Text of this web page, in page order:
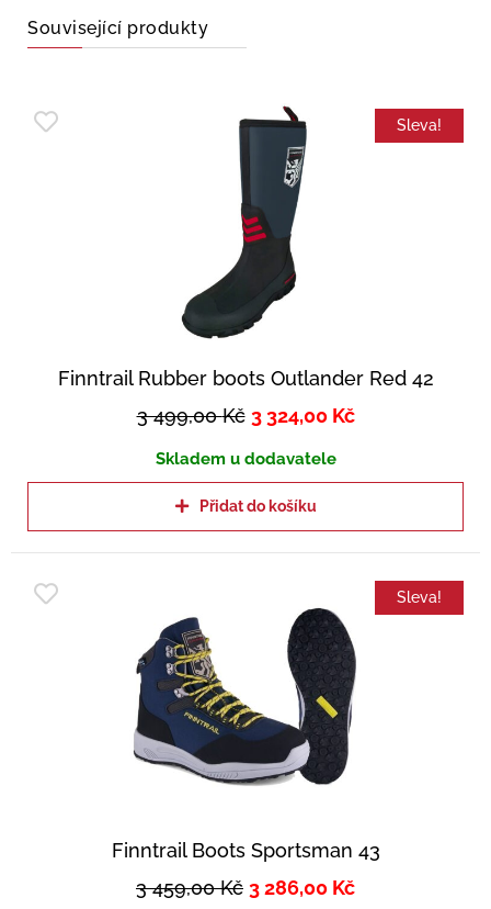
Související produkty
Sleva!
Finntrail Rubber boots Outlander Red 42
3 499,00Kč 3 324,00 Kč
Skladem u dodavatele
Přidat do košíku
Sleva!
Finntrail Boots Sportsman 43
3 459,00Kč 3 286,00 Kč